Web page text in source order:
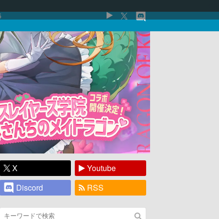
X
Youtube
Discord
RSS